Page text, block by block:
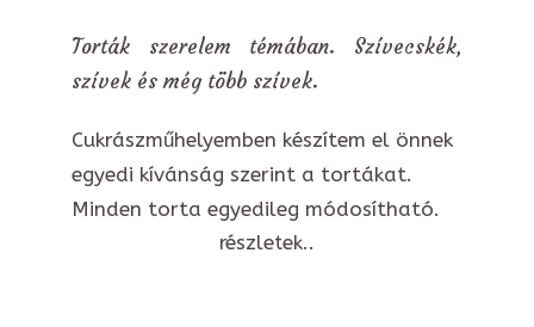
Torták szerelem témában. Szívecskék,
szívek és még több szívek.
Cukrászműhelyemben készítem el önnek
egyedi kívánság szerint a tortákat.
Minden torta egyedileg módosítható.
részletek..